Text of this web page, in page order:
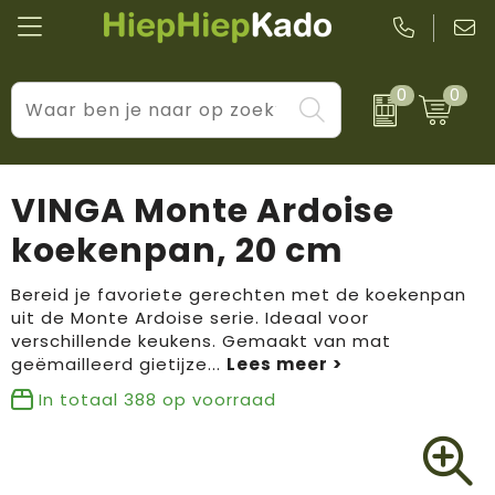
0 0
Kantoor & schrijfwaren
Wellness & verzorging
Tassen & reizen
Huis, tuin & keuken
Levensstijl
Prijs & impact
BIC
Boska
Brandflavours
Camelbak
VINGA Monte Ardoise
koekenpan, 20 cm
Bereid je favoriete gerechten met de koekenpan
uit de Monte Ardoise serie. Ideaal voor
verschillende keukens. Gemaakt van mat
geëmailleerd gietijze...
In totaal 388 op voorraad